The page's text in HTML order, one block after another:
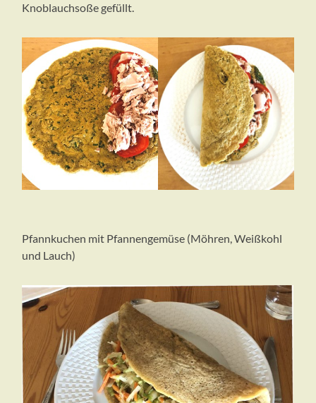
Knoblauchsoße gefüllt.
Pfannkuchen mit Pfannengemüse (Möhren, Weißkohl
und Lauch)